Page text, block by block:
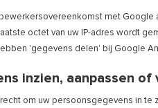
bewerkersovereenkomst met Google
octet van uw IP-adres wordt
'gegevens delen' bij Google
inzien, aanpassen of
om uw persoonsgegevens in te